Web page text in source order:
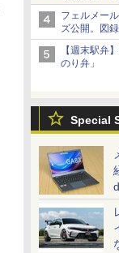
も使える
フェルメー
ズ公開。図
か、注目ブ
【週末駅弁
のり弁」
Special